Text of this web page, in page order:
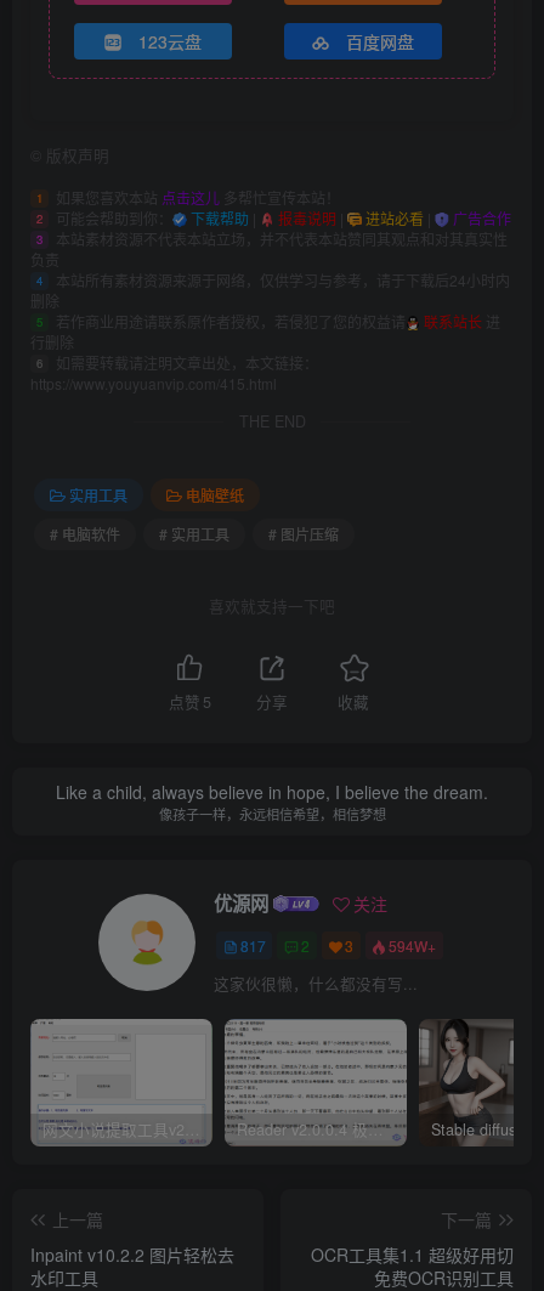
123云盘 百度网盘
版权声明
1 如果您喜欢本站 点击这儿 多帮忙宣传本站！
2 可能会帮助到你： 下载帮助 报毒说明 | 进站必看 | 广告合作
3
本站素材资源不代表本站立场，并不代表本站赞同其观点和对其真实性
负责
4
本站所有素材资源来源于网络，仅供学习与参考，请于下载后24小时内
删除
5 若作商业用途请联系原作者授权，若侵犯了您的权益请 联系站长 进
行删除
6
如需要转载请注明文章出处，本文链接：
https://www.youyuanvip.com/415.html
THE END
实用工具
电脑壁纸
# 电脑软件
# 实用工具 # 图片压缩
喜欢就支持一下吧
点赞 5 分享 收藏
Like a child, always believe in hope, I believe the dream.
像孩子一样，永远相信希望，相信梦想
优源网 关注
817 2 3 594W+
这家伙很懒，什么都没有写...
网文小说提取工具v2.10.02 可以自动下载小说 从此不再花钱看小说 Reader v2.0.0.4 极简小说阅读器支持导入在线及离线书源
上一篇
Inpaint v10.2.2 图片轻松去
水印工具
下一篇
OCR工具集1.1 超级好用切
免费OCR识别工具